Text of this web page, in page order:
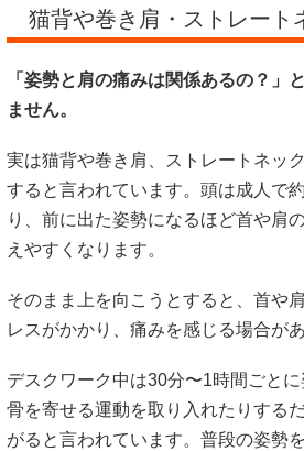
猫背や巻き肩・ストレート
「姿勢と肩の痛みは関係あるの？」
ません。
実は猫背や巻き肩、ストレートネッ
すると言われています。頭は成人で
り、前に出た姿勢になるほど首や肩
えやすくなります。
そのまま上を向こうとすると、首や
レスがかかり、痛みを感じる場合が
デスクワーク中は30分〜1時間ごと
骨を寄せる運動を取り入れたりする
がると言われています。普段の姿勢